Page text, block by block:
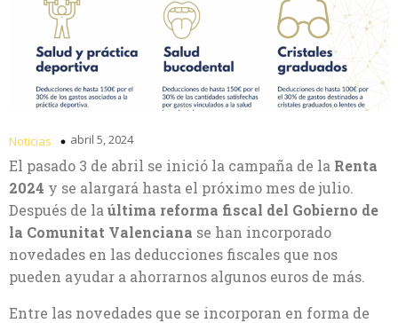
Noticias abril 5, 2024
El pasado 3 de abril se inició la campaña de la Renta
2024 y se alargará hasta el próximo mes de julio.
Después de la última reforma fiscal del Gobierno de
la Comunitat Valenciana se han incorporado
novedades en las deducciones fiscales que nos
pueden ayudar a ahorrarnos algunos euros de más.
Entre las novedades que se incorporan en forma de